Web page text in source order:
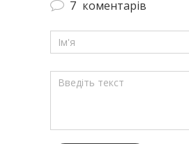
7 коментарів